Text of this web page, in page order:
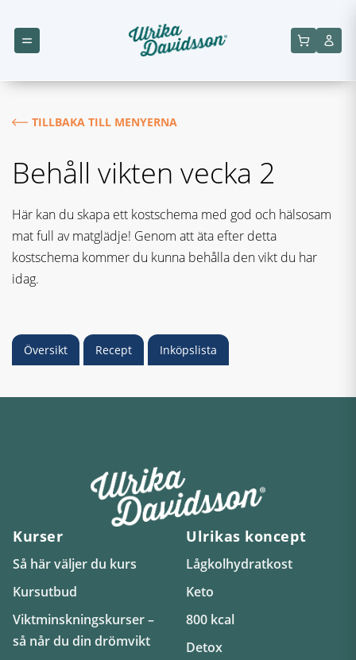
TILLBAKA TILL MENYERNA
Behåll vikten vecka 2
Här kan du skapa ett kostschema med god och hälsosam
mat full av matglädje! Genom att äta efter detta
kostschema kommer du kunna behålla den vikt du har
idag.
Översikt Recept Inköpslista
Kurser
Så här väljer du kurs
Kursutbud
Viktminskningskurser –
så når du din drömvikt
Ulrikas koncept
Lågkolhydratkost
Keto
800 kcal
Detox